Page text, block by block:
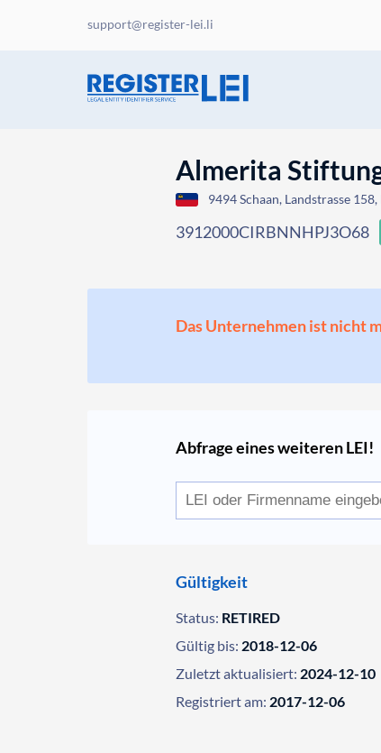
support@register-lei.li
Almerita
9494 Schaan, Landstrasse
3912000CIRBNNHPJ3O68
Das Unternehmen ist nicht
Abfrage eines weiteren LEI!
Gültigkeit
Status: RETIRED
Gültig bis: 2018-12-06
Zuletzt aktualisiert: 2024-12-10
Registriert am: 2017-12-06